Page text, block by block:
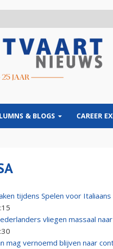
& BLOGS CAREER
tijdens Spelen voor
vliegen massaal
mag vernoemd blijven naar